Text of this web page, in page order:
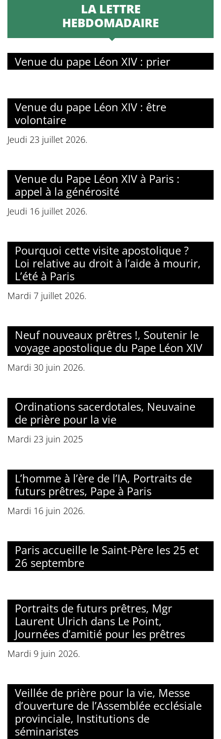
LA LETTRE
HEBDOMADAIRE
Venue du pape Léon XIV : prier
Venue du pape Léon XIV : être
volontaire
Jeudi 23 juillet 2026.
Venue du Pape Léon XIV à Paris :
appel à la générosité
Jeudi 16 juillet 2026.
Pourquoi cette visite apostolique ?
Loi relative au droit à l’aide à mourir,
L’été à Paris
Mardi 7 juillet 2026.
Neuf nouveaux prêtres !, Soutenir le
voyage apostolique du Pape Léon XIV
Mardi 30 juin 2026.
Ordinations sacerdotales, Neuvaine
de prière pour la vie
Mardi 23 juin 2025
L’homme à l’ère de l’IA, Portraits de
futurs prêtres, Pape à Paris
Mardi 16 juin 2026.
Paris accueille le Saint-Père les 25 et
26 septembre
Portraits de futurs prêtres, Mgr
Laurent Ulrich dans Le Point,
Journées d’amitié pour les prêtres
Mardi 9 juin 2026.
Veillée de prière pour la vie, Messe
d’ouverture de l’Assemblée ecclésiale
provinciale, Institutions de
séminaristes